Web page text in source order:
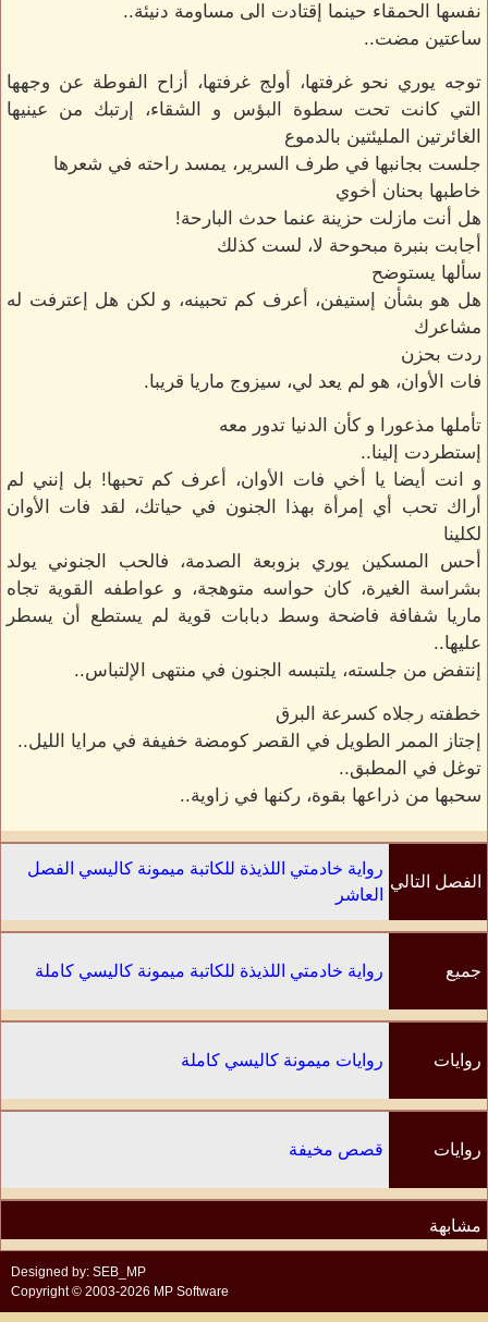
نفسها الحمقاء حينما إقتادت الى مساومة دنيئة..
ساعتين مضت..
توجه يوري نحو غرفتها، أولج غرفتها، أزاح الفوطة عن وجهها
التي كانت تحت سطوة البؤس و الشقاء، إرتبك من عينيها
الغائرتين المليئتين بالدموع
جلست بجانبها في طرف السرير، يمسد راحته في شعرها
خاطبها بحنان أخوي
هل أنت مازلت حزينة عنما حدث البارحة!
أجابت بنبرة مبحوحة لا، لست كذلك
سألها يستوضح
هل هو بشأن إستيفن، أعرف كم تحبينه، و لكن هل إعترفت له
مشاعرك
ردت بحزن
فات الأوان، هو لم يعد لي، سيزوج ماريا قريبا.
تأملها مذعورا و كأن الدنيا تدور معه
إستطردت إلينا..
و انت أيضا يا أخي فات الأوان، أعرف كم تحبها! بل إنني لم
أراك تحب أي إمرأة بهذا الجنون في حياتك، لقد فات الأوان
لكلينا
أحس المسكين يوري بزوبعة الصدمة، فالحب الجنوني يولد
بشراسة الغيرة، كان حواسه متوهجة، و عواطفه القوية تجاه
ماريا شفافة فاضحة وسط دبابات قوية لم يستطع أن يسطر
عليها..
إنتفض من جلسته، يلتبسه الجنون في منتهى الإلتباس..
خطفته رجلاه كسرعة البرق
إجتاز الممر الطويل في القصر كومضة خفيفة في مرايا الليل..
توغل في المطبق..
سحبها من ذراعها بقوة، ركنها في زاوية..
الفصل التالي
رواية خادمتي اللذيذة للكاتبة ميمونة كاليسي الفصل
العاشر
جميع رواية خادمتي اللذيذة للكاتبة ميمونة كاليسي كاملة
روايات روايات ميمونة كاليسي كاملة
روايات
مشابهة
قصص مخيفة
Designed by: SEB_MP
Copyright © 2003-2026 MP Software